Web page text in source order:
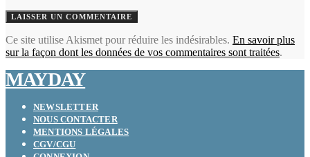
Ce site utilise Akismet pour réduire les indésirables. En savoir plus
sur la façon dont les données de vos commentaires sont traitées.
MAYDAY
NEWSLETTER
NOUS CONTACTER
MENTIONS LÉGALES
CGV/CGU